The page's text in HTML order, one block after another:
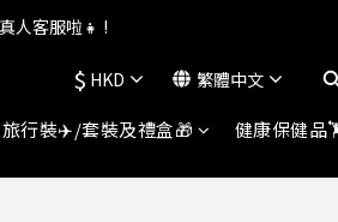
請期待2026!
人客服啦👧 !
請期待2026!
$ HKD 繁體中文
旅行裝✈️/套裝及禮盒🎁 健康保健